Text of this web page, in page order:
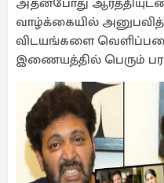
ரவி மோகன்
ரவி மோகன் மற்றும்
நீதி மன்றத்தில்
சமீபத்தில் கேரளாவில்
கெனிஷாவை ரவி